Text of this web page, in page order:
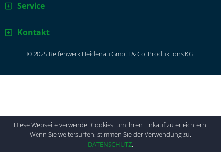
Diese Webseite verwendet Cookies, um Ihren Einkauf zu erleichtern.
Wenn Sie weitersurfen, stimmen Sie der Verwendung zu.
DATENSCHUTZ
Service
Kontakt
© 2025 Reifenwerk Heidenau GmbH & Co. Produktions KG.